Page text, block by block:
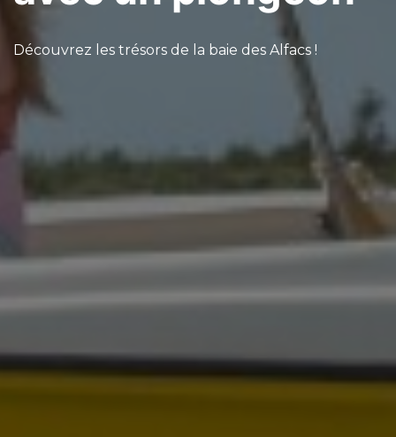
Découvrez les trésors de la baie des Alfacs !